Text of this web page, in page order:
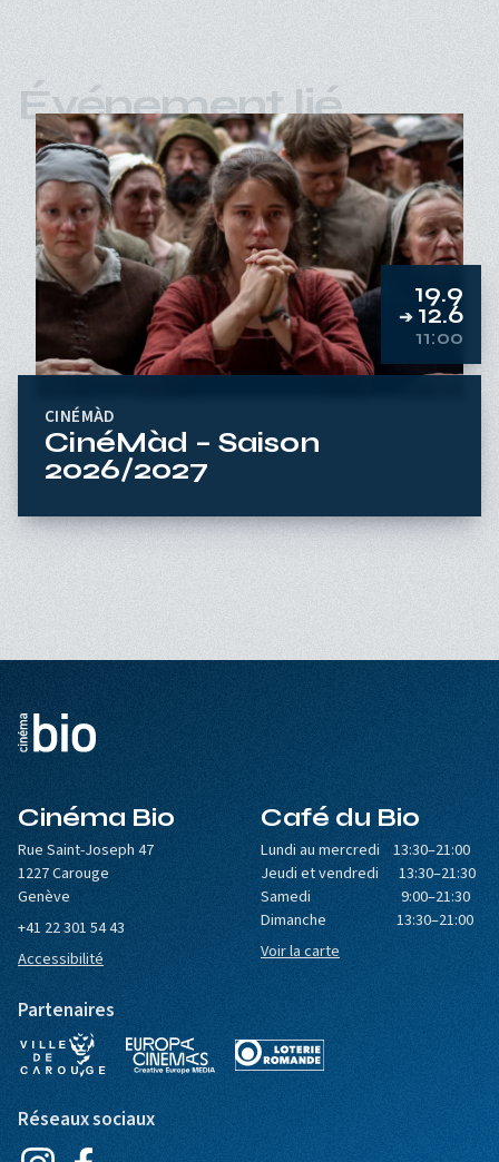
Événement lié
19.9
➔ 12.6
11:00
CINÉMÀD
CinéMàd – Saison
2026/2027
Cinéma Bio
Rue Saint-Joseph 47
1227 Carouge
Genève
+41 22 301 54 43
Accessibilité
Café du Bio
Lundi au mercredi 13:30–21:00
Jeudi et vendredi 13:30–21:30
Samedi 9:00–21:30
Dimanche 13:30–21:00
Voir la carte
Partenaires
Réseaux sociaux